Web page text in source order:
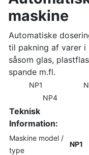
maskine
Automatiske
til pakning af varer i
såsom glas,
spande m.fl.
NP1
NP4
Teknisk
Information:
Maskine model /
type
NP1